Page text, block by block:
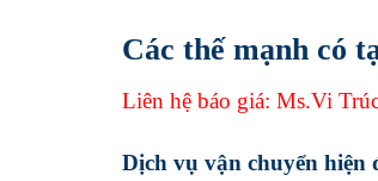
Các thế mạnh có
Liên hệ báo giá: Ms.Vi
Dịch vụ vận chuyển